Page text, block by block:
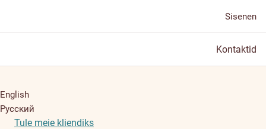
Sisenen
Kontaktid
English
Русский
Tule meie kliendiks